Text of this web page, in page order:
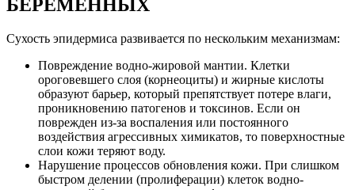
БЕРЕМЕННЫХ
Сухость эпидермиса развивается по нескольким механизмам:
Повреждение водно-жировой мантии. Клетки
ороговевшего слоя (корнеоциты) и жирные кислоты
образуют барьер, который препятствует потере влаги,
проникновению патогенов и токсинов. Если он
поврежден из-за воспаления или постоянного
воздействия агрессивных химикатов, то поверхностные
слои кожи теряют воду.
Нарушение процессов обновления кожи. При слишком
быстром делении (пролиферации) клеток водно-